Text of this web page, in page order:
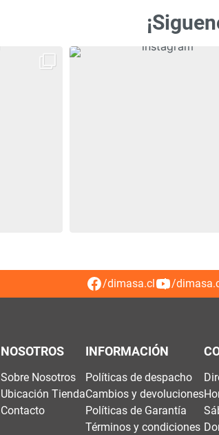
/dimasa.cl /
NOSOTROS
Sobre Nosotros
Ubicación Tienda
Contacto
INFORMACIÓN
Políticas de despacho
Cambios y devoluciones
Políticas de Garantía
Términos y condiciones